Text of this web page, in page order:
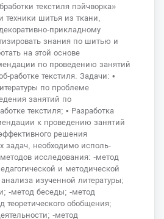
текстиля пэйчворка»
техники шитья из ткани,
прикладному
знания по шитью и
на этой основе
по проведению занятий
работке текстиля. Задачи: •
по проблеме
занятий по
текстиля; • Разработка
к проведению занятий
решения
задач, необходимо исполь-
исследования: -метод
и методической
изученной литературы;
-метод беседы; -метод
теоретического обобщения;
-метод